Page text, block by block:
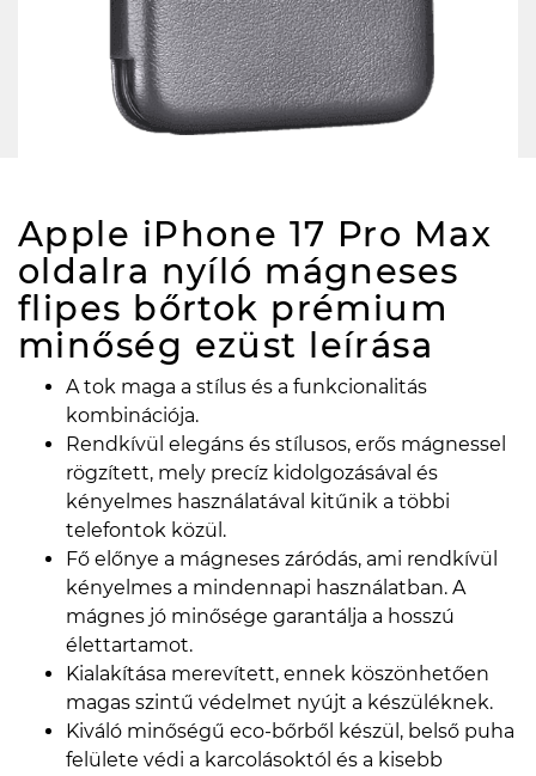
Apple iPhone 17 Pro Max
oldalra nyíló mágneses
flipes bőrtok prémium
minőség ezüst leírása
A tok maga a stílus és a funkcionalitás
kombinációja.
Rendkívül elegáns és stílusos, erős mágnessel
rögzített, mely precíz kidolgozásával és
kényelmes használatával kitűnik a többi
telefontok közül.
Fő előnye a mágneses záródás, ami rendkívül
kényelmes a mindennapi használatban. A
mágnes jó minősége garantálja a hosszú
élettartamot.
Kialakítása merevített, ennek köszönhetően
magas szintű védelmet nyújt a készüléknek.
Kiváló minőségű eco-bőrből készül, belső puha
felülete védi a karcolásoktól és a kisebb